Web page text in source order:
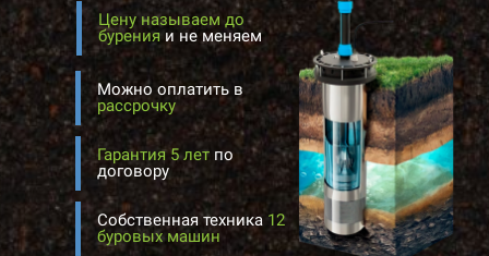
Цену называем до
буренияи не меняем
Собственная техника 12
буровых машин
Можно оплатить в
рассрочку
Гарантия 5 лет по
договору